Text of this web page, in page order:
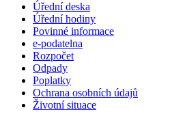
Úřední deska
Úřední hodiny
Povinné informace
e-podatelna
Rozpočet
Odpady
Poplatky
Ochrana osobních údajů
Životní situace